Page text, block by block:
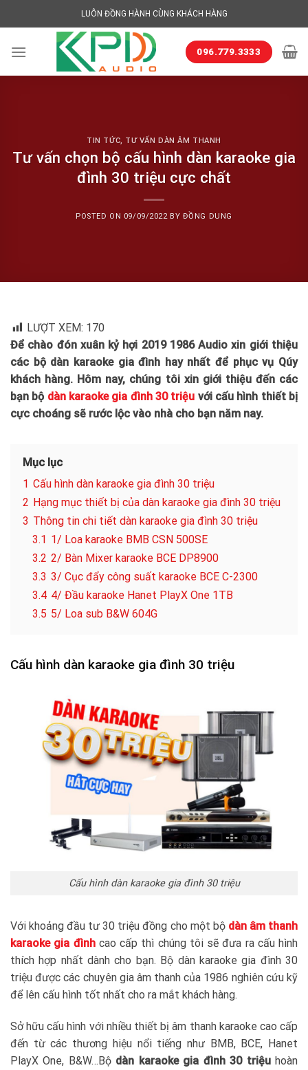
to
LUÔN ĐỒNG HÀNH CÙNG KHÁCH HÀNG
096.779.3333
TIN TỨC, TƯ VẤN DÀN ÂM THANH
Tư vấn chọn bộ cấu hình dàn karaoke gia
đình 30 triệu cực chất
POSTED ON 09/09/2022BY ĐỒNG DUNG
LƯỢT XEM: 170
Để chào đón xuân kỷ hợi 2019 1986 Audio xin giới thiệu
các bộ dàn karaoke gia đình hay nhất để phục vụ Qúy
khách hàng. Hôm nay, chúng tôi xin giới thiệu đến các
bạn bộ dàn karaoke gia đình 30 triệu với cấu hình thiết bị
cực choáng sẽ rước lộc vào nhà cho bạn năm nay.
Mục lục
1 Cấu hình dàn karaoke gia đình 30 triệu
2 Hạng mục thiết bị của dàn karaoke gia đình 30 triệu
3 Thông tin chi tiết dàn karaoke gia đình 30 triệu
3.1 1/ Loa karaoke BMB CSN 500SE
3.2 2/ Bàn Mixer karaoke BCE DP8900
3.3 3/ Cục đẩy công suất karaoke BCE C-2300
3.4 4/ Đầu karaoke Hanet PlayX One 1TB
3.5 5/ Loa sub B&W 604G
Cấu hình dàn karaoke gia đình 30 triệu
Cấu hình dàn karaoke gia đình 30 triệu
Với khoảng đầu tư 30 triệu đồng cho một bộ dàn âm thanh
karaoke gia đìnhcao cấp thì chúng tôi sẽ đưa ra cấu hình
thích hợp nhất dành cho bạn. Bộ dàn karaoke gia đình 30
triệu được các chuyên gia âm thanh của 1986 nghiên cứu kỹ
để lên cấu hình tốt nhất cho ra mắt khách hàng.
Sở hữu cấu hình với nhiều thiết bị âm thanh karaoke cao cấp
đến từ các thương hiệu nổi tiếng như BMB, BCE, Hanet
PlayX One, B&W…Bộ dàn karaoke gia đình 30 triệuhoàn